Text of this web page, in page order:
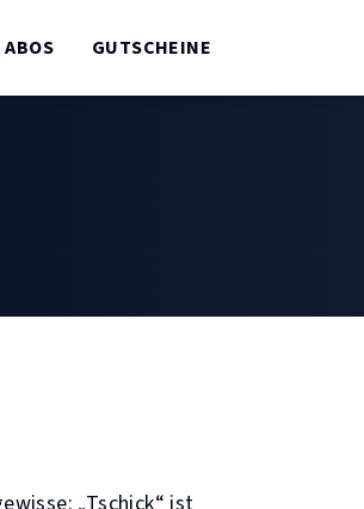
ABOS GUTSCHEINE